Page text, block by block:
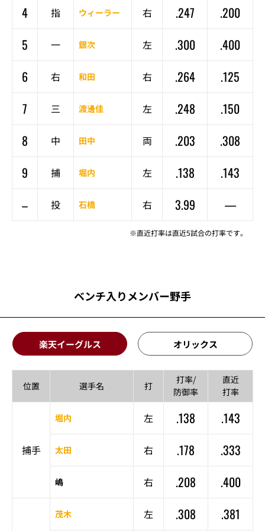
4 指 ウィーラー 右 .247
.200
5
一 銀次 左 .300
.400
6
右 和田 右 .264
.125
7
三 渡邊佳 左 .248
.150
8
中 田中 両 .203
.308
9
捕 堀内 左 .138
.143
–
投 石橋 右 3.99 —
※直近打率は直近5試合の打率です。
ベンチ入りメンバー野手
楽天イーグルス オリックス
位置 選手名 打
打率/
防御率
直近
打率
捕手
堀内 左 .138 .143
太田 右 .178 .333
嶋 右 .208 .400
茂木 左 .308 .381